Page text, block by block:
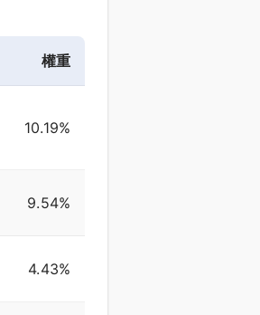
權重
10.19%
9.54%
4.43%